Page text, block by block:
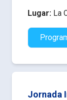
Lugar: La
Jornada